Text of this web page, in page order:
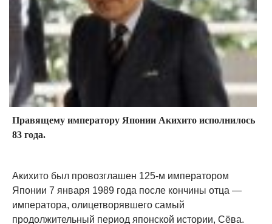
Правящему императору Японии Акихито исполнилось
83 года.
Акихито был провозглашен 125-м императором
Японии 7 января 1989 года после кончины отца —
императора, олицетворявшего самый
продолжительный период японской истории, Сёва.